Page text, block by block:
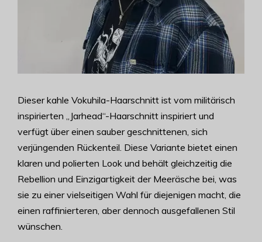
Dieser kahle Vokuhila-Haarschnitt ist vom militärisch
inspirierten „Jarhead“-Haarschnitt inspiriert und
verfügt über einen sauber geschnittenen, sich
verjüngenden Rückenteil. Diese Variante bietet einen
klaren und polierten Look und behält gleichzeitig die
Rebellion und Einzigartigkeit der Meeräsche bei, was
sie zu einer vielseitigen Wahl für diejenigen macht, die
einen raffinierteren, aber dennoch ausgefallenen Stil
wünschen.